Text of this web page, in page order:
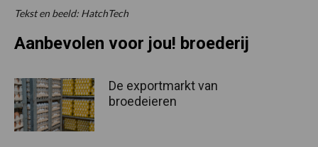
Tekst en beeld: HatchTech
Aanbevolen voor jou! broederij
De exportmarkt van
broedeieren